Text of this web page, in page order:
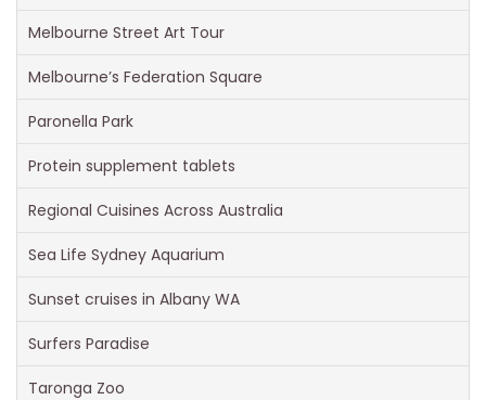
Melbourne Street Art Tour
Melbourne’s Federation Square
Paronella Park
Protein supplement tablets
Regional Cuisines Across Australia
Sea Life Sydney Aquarium
Sunset cruises in Albany WA
Surfers Paradise
Taronga Zoo